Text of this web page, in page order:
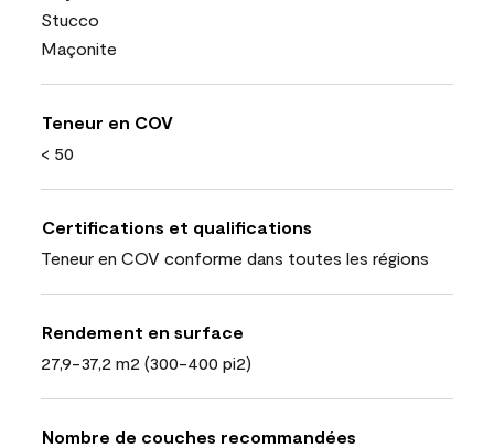
Stucco
Maçonite
Teneur en COV
< 50
Certifications et qualifications
Teneur en COV conforme dans toutes les régions
Rendement en surface
27,9-37,2 m2 (300-400 pi2)
Nombre de couches recommandées